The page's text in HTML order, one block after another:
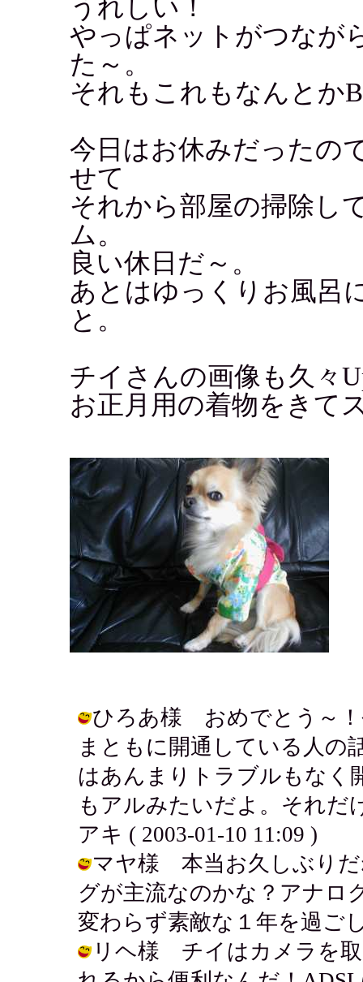
うれしい！
やっぱネットがつなが
た～。
それもこれもなんとか
今日はお休みだったの
せて
それから部屋の掃除し
ム。
良い休日だ～。
あとはゆっくりお風呂
と。
チイさんの画像も久々
お正月用の着物をきて
ひろあ様 おめでとう～
まともに開通している人の
はあんまりトラブルもなく
もアルみたいだよ。それだ
アキ ( 2003-01-10 11:09 )
マヤ様 本当お久しぶりだ
グが主流なのかな？アナロ
変わらず素敵な１年を過ご
リヘ様 チイはカメラを